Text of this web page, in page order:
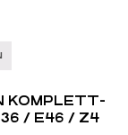
KOMPLETT-
/ E46 / Z4